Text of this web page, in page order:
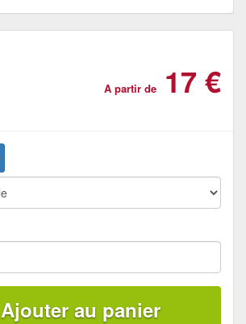
A partir de 17 €
Ajouter au panier